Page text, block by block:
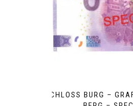
SCHLOSS BURG –